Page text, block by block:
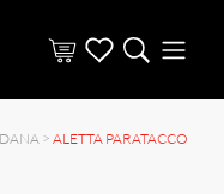
> ALETTA PARATACCO